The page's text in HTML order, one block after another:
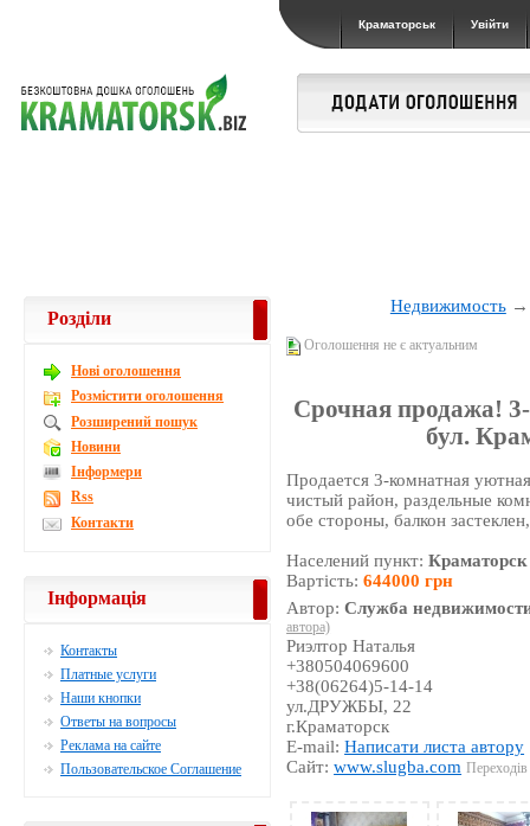
Краматорськ Увійти
Недвижимость
Оголошення не є актуальним
Срочная продажа!
бул.
Продается 3-комнатная
чистый район, раздельные
обе стороны, балкон
Населений пункт:Краматорск
Вартість:644000 грн
Автор:Служба
автора)
Риэлтор Наталья
+380504069600
+38(06264)5-14-14
ул.ДРУЖБЫ, 22
г.Краматорск
E-mail:Написати листа автору
Сайт:www.slugba.com
Розділи
Новi оголошення
Розмістити оголошення
Розширений пошук
Новини
Інформери
Rss
Контакти
Інформація
Контакты
Платные услуги
Наши кнопки
Ответы на вопросы
Реклама на сайте
Пользовательское Соглашение